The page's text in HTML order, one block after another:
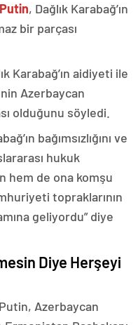
, Dağlık Karabağ’ın
bir parçası
Karabağ’ın aidiyeti ile
Azerbaycan
olduğunu söyledi.
bağımsızlığını ve
hukuk
hem de ona komşu
topraklarının
geliyordu” diye
Diye Herşeyi
Azerbaycan